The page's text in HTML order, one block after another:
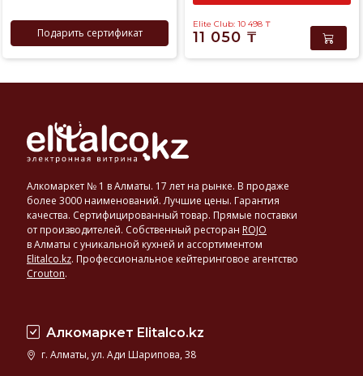
Подарить сертификат
Elite Club: 10 498 ₸
11 050 ₸
Алкомаркет № 1 в Алматы. 17 лет на рынке. В продаже
более 3000 наименований. Лучшие цены. Гарантия
качества. Сертифицированный товар. Прямые поставки
от производителей. Собственный ресторан ROJO
в Алматы с уникальной кухней и ассортиментом
Elitalco.kz. Профессиональное кейтеринговое агентство
Crouton.
Алкомаркет Elitalco.kz
г. Алматы, ул. Ади Шарипова, 38